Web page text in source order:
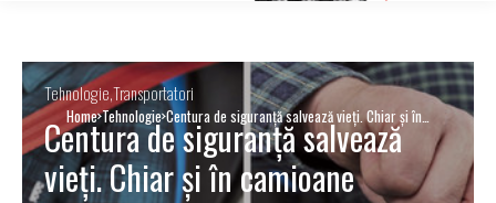
Home Tehnologie Centura de siguranță salvează vieți. Chiar și în
camioane
TehnologieTransportatori
Centura de siguranță salvează
vieți. Chiar și în camioane